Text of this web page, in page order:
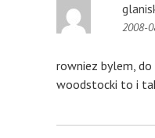
2008-
rowniez bylem,
woodstocki to i